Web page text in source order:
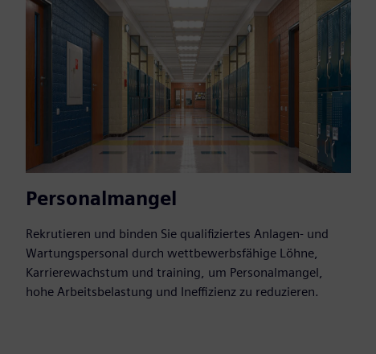
Personalmangel
Rekrutieren und binden Sie qualifiziertes Anlagen- und
Wartungspersonal durch wettbewerbsfähige Löhne,
Karrierewachstum und training, um Personalmangel,
hohe Arbeitsbelastung und Ineffizienz zu reduzieren.